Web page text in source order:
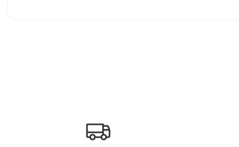
Bu ürüne benzer farklı alternatifler olmalı.